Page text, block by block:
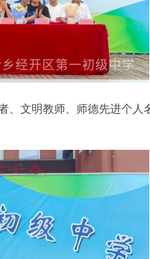
文明教师、师德先进个人